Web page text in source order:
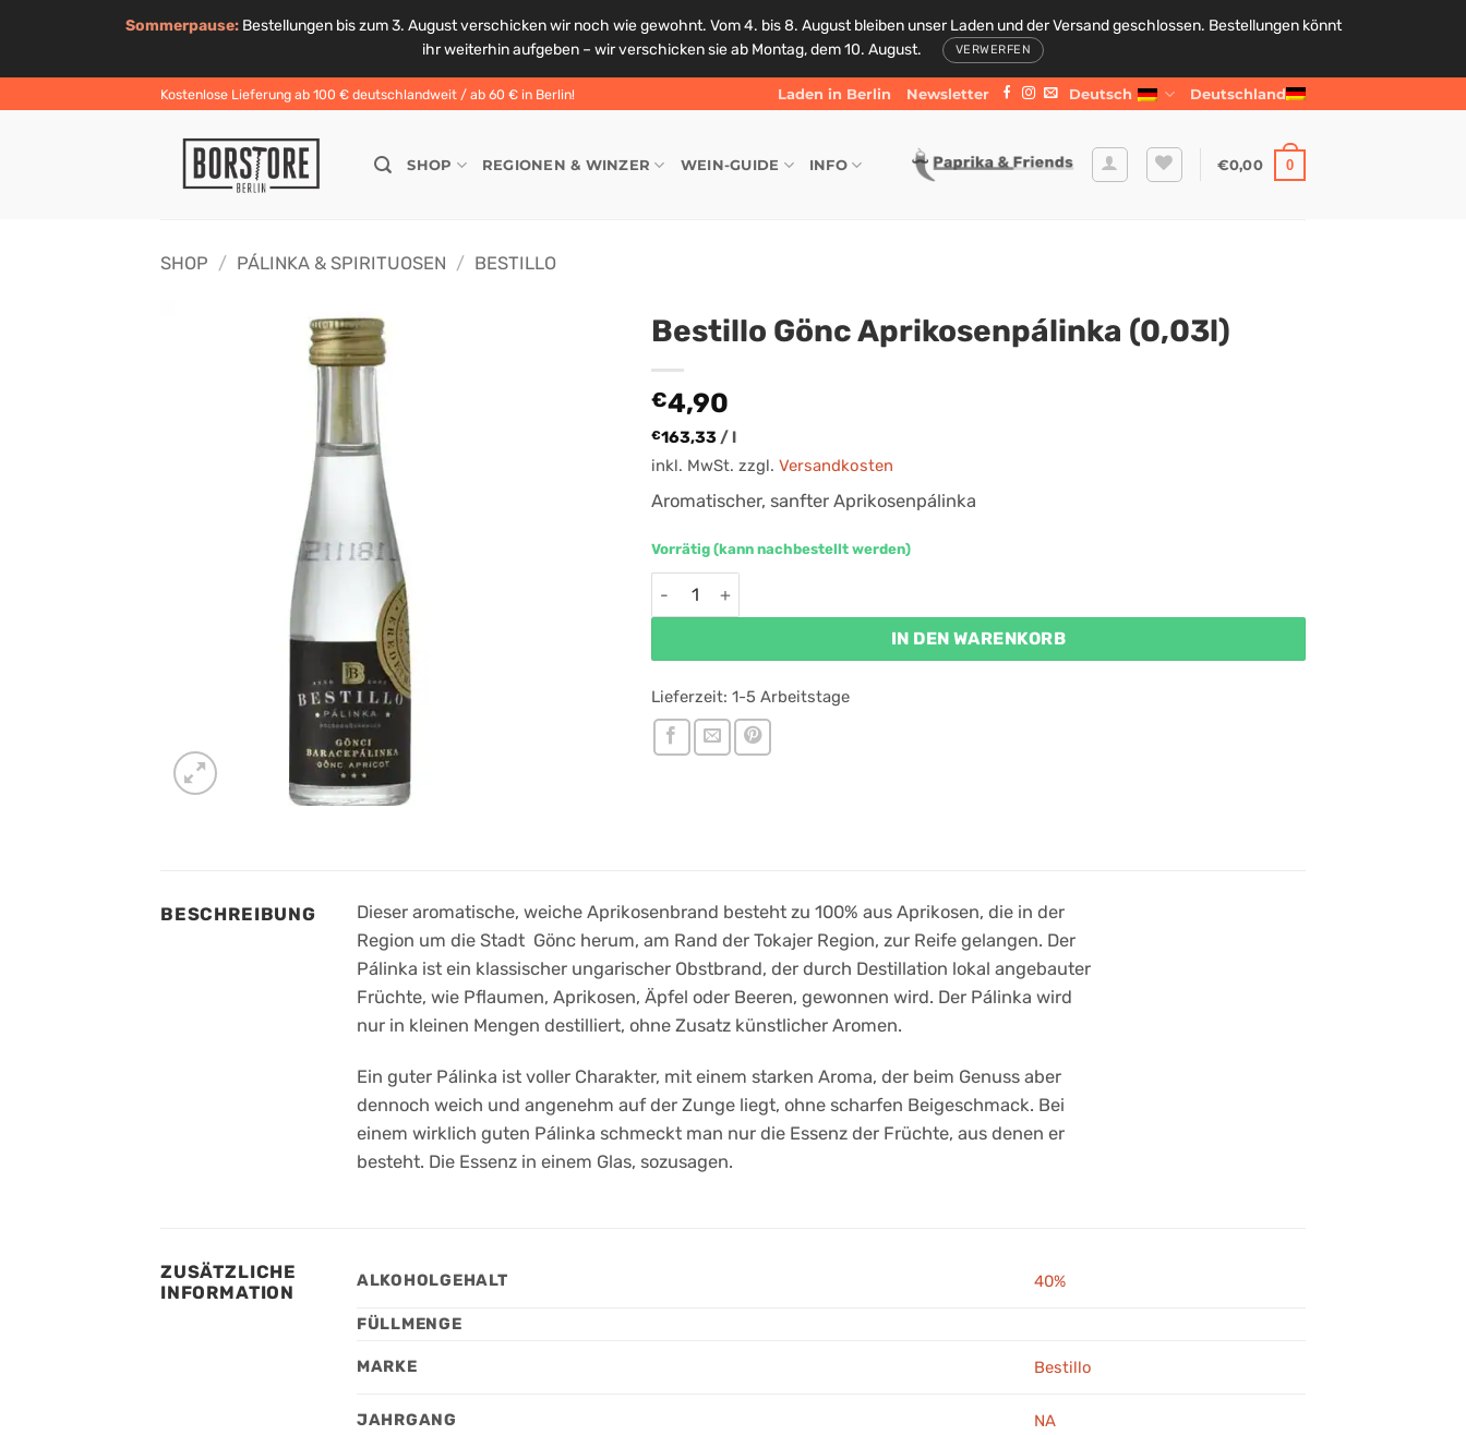
Sommerpause:Bestellungen bis zum 3. August verschicken wir noch wie gewohnt. Vom 4. bis 8. August bleiben unser Laden und der Versand geschlossen. Bestellungen könnt
ihr weiterhin aufgeben – wir verschicken sie ab Montag, dem 10. August.
VERWERFEN
Kostenlose Lieferung ab 100 € deutschlandweit / ab 60 € in Berlin! Deutsch
Laden in Berlin Newsletter Deutschland
SHOP REGIONEN & WINZER WEIN-GUIDE INFO €0,00 0
SHOP / PÁLINKA & SPIRITUOSEN / BESTILLO
Bestillo Gönc Aprikosenpálinka (0,03l)
€4,90
€163,33 / l
inkl. MwSt. zzgl. Versandkosten
Aromatischer, sanfter Aprikosenpálinka
Vorrätig (kann nachbestellt werden)
Bestillo Gönc Aprikosenpálinka (0,03l) Menge
IN DEN WARENKORB
Lieferzeit: 1-5 Arbeitstage
BESCHREIBUNG
Dieser aromatische, weiche Aprikosenbrand besteht zu 100% aus Aprikosen, die in der
Region um die Stadt Gönc herum, am Rand der Tokajer Region, zur Reife gelangen. Der
Pálinka ist ein klassischer ungarischer Obstbrand, der durch Destillation lokal angebauter
Früchte, wie Pflaumen, Aprikosen, Äpfel oder Beeren, gewonnen wird. Der Pálinka wird
nur in kleinen Mengen destilliert, ohne Zusatz künstlicher Aromen.
Ein guter Pálinka ist voller Charakter, mit einem starken Aroma, der beim Genuss aber
dennoch weich und angenehm auf der Zunge liegt, ohne scharfen Beigeschmack. Bei
einem wirklich guten Pálinka schmeckt man nur die Essenz der Früchte, aus denen er
besteht. Die Essenz in einem Glas, sozusagen.
ZUSÄTZLICHE
INFORMATION
ALKOHOLGEHALT 40%
FÜLLMENGE
MARKE Bestillo
JAHRGANG NA